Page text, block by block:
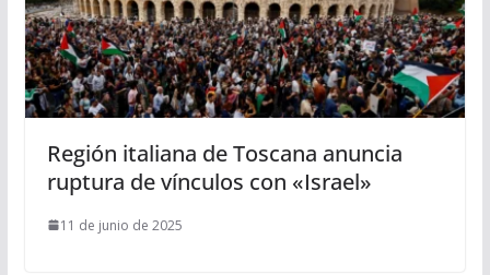
Región italiana de Toscana anuncia
ruptura de vínculos con «Israel»
11 de junio de 2025